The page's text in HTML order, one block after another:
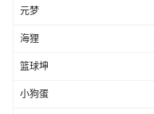
元梦
海狸
篮球坤
小狗蛋